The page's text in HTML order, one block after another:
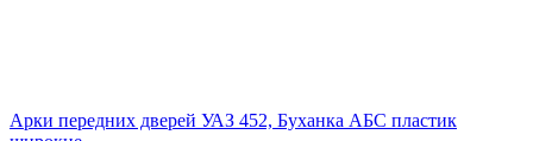
Арки передних дверей УАЗ 452, Буханка АБС пластик